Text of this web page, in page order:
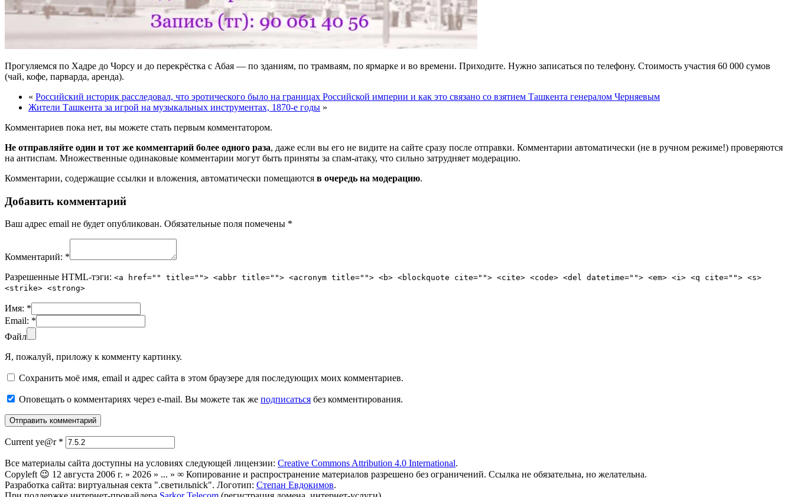
Прогуляемся по Хадре до Чорсу и до перекрёстка с Абая — по зданиям, по трамваям, по ярмарке и во времени. Приходите. Нужно записаться по телефону. Стоимость участия 60 000 сумов
(чай, кофе, парварда, аренда).
« Российский историк расследовал, что эротического было на границах Российской империи и как это связано со взятием Ташкента генералом Черняевым
Жители Ташкента за игрой на музыкальных инструментах, 1870-е годы »
Комментариев пока нет, вы можете стать первым комментатором.
Не отправляйте один и тот же комментарий более одного раза, даже если вы его не видите на сайте сразу после отправки. Комментарии автоматически (не в ручном режиме!) проверяются
на антиспам. Множественные одинаковые комментарии могут быть приняты за спам-атаку, что сильно затрудняет модерацию.
Комментарии, содержащие ссылки и вложения, автоматически помещаются в очередь на модерацию.
Добавить комментарий
Ваш адрес email не будет опубликован. Обязательные поля помечены *
Комментарий: *
Разрешенные HTML-тэги: <a href="" title=""> <abbr title=""> <acronym title=""> <b> <blockquote cite=""> <cite> <code> <del datetime=""> <em> <i> <q cite=""> <s>
<strike> <strong>
Имя: *
Email: *
Файл
Я, пожалуй, приложу к комменту картинку.
Сохранить моё имя, email и адрес сайта в этом браузере для последующих моих комментариев.
Оповещать о комментариях через e-mail. Вы можете так же подписаться без комментирования.
Current ye@r *
Все материалы сайта доступны на условиях следующей лицензии: Creative Commons Attribution 4.0 International.
Copyleft 😉 12 августа 2006 г. » 2026 » ... » ∞ Копирование и распространение материалов разрешено без ограничений. Ссылка не обязательна, но желательна.
Разработка сайта: виртуальная секта ".светильnick". Логотип: Степан Евдокимов.